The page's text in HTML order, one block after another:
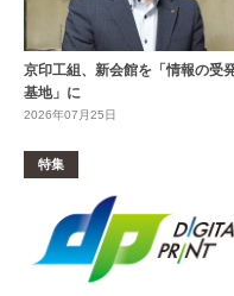
京印工組、新会館を「情報の受
基地」に
2026年07月25日
特集